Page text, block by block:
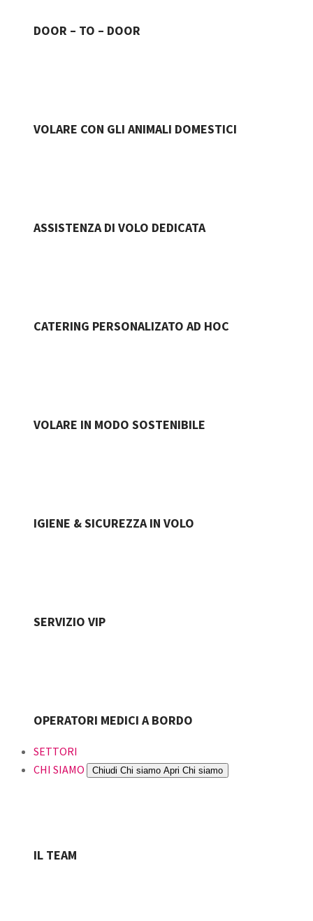
DOOR – TO – DOOR
VOLARE CON GLI ANIMALI DOMESTICI
ASSISTENZA DI VOLO DEDICATA
CATERING PERSONALIZATO AD HOC
VOLARE IN MODO SOSTENIBILE
IGIENE & SICUREZZA IN VOLO
SERVIZIO VIP
OPERATORI MEDICI A BORDO
SETTORI
CHI SIAMO
Chiudi Chi siamo Apri Chi siamo
IL TEAM